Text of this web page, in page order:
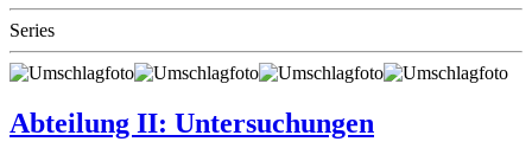
Series
Abteilung II: Untersuchungen